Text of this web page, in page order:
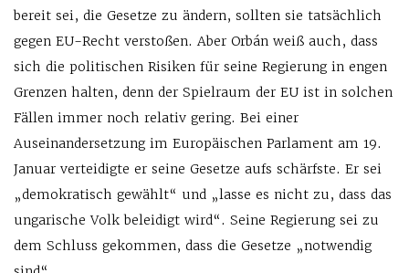
bereit sei, die Gesetze zu ändern, sollten sie tatsächlich
gegen EU-Recht verstoßen. Aber Orbán weiß auch, dass
sich die politischen Risiken für seine Regierung in engen
Grenzen halten, denn der Spielraum der EU ist in solchen
Fällen immer noch relativ gering. Bei einer
Auseinandersetzung im Europäischen Parlament am 19.
Januar verteidigte er seine Gesetze aufs schärfste. Er sei
„demokratisch gewählt“ und „lasse es nicht zu, dass das
ungarische Volk beleidigt wird“. Seine Regierung sei zu
dem Schluss gekommen, dass die Gesetze „notwendig